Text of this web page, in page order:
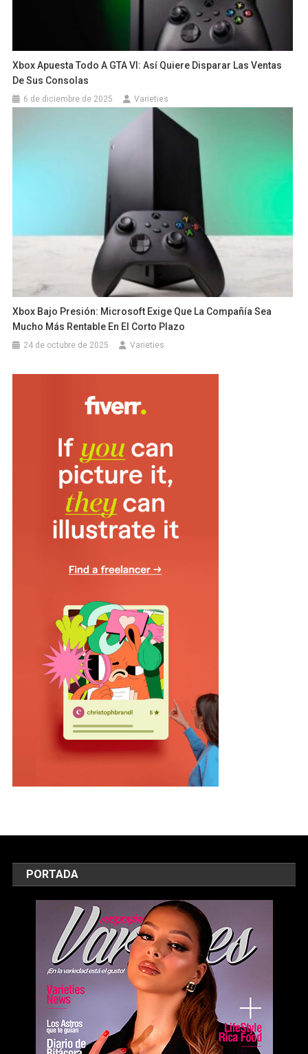
Xbox Apuesta Todo A GTA VI: Así Quiere Disparar Las Ventas
De Sus Consolas
6 de diciembre de 2025 Varieties
Xbox Bajo Presión: Microsoft Exige Que La Compañía Sea
Mucho Más Rentable En El Corto Plazo
24 de octubre de 2025 Varieties
PORTADA